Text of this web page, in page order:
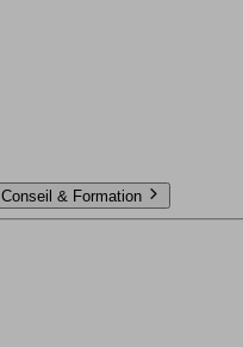
Conseil & Formation